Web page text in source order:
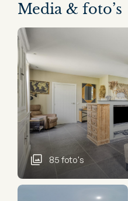
Media & foto’s
85 foto's